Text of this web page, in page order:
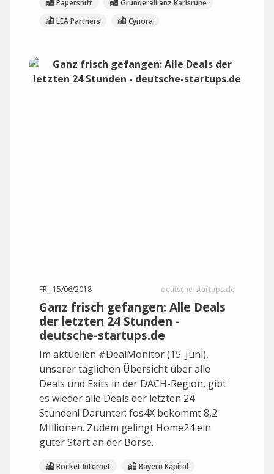
Papershift
Gründerallianz Karlsruhe
LEA Partners
Cynora
FRI, 15/06/2018 deutsche-startups.de
Ganz frisch gefangen: Alle Deals
der letzten 24 Stunden -
deutsche-startups.de
Im aktuellen #DealMonitor (15. Juni),
unserer täglichen Übersicht über alle
Deals und Exits in der DACH-Region, gibt
es wieder alle Deals der letzten 24
Stunden! Darunter: fos4X bekommt 8,2
MIllionen. Zudem gelingt Home24 ein
guter Start an der Börse.
Rocket Internet
Bayern Kapital